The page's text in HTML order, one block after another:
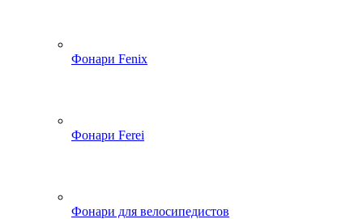
Фонари Fenix
Фонари Ferei
Фонари для велосипедистов